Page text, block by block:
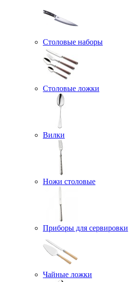
Столовые наборы
Столовые ложки
Вилки
Ножи столовые
Приборы для сервировки
Чайные ложки